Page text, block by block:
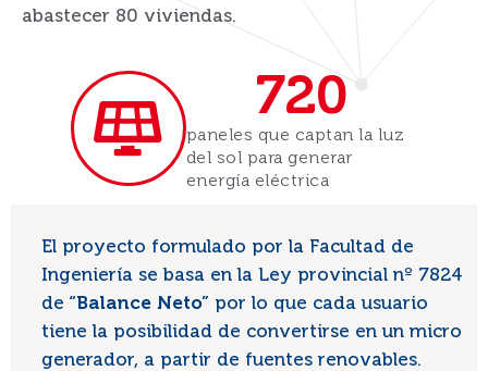
abastecer 80 viviendas.
paneles que captan la luz
del sol para generar
energía eléctrica
720
El proyecto formulado por la Facultad de
Ingeniería se basa en la Ley provincial nº 7824
de “Balance Neto” por lo que cada usuario
tiene la posibilidad de convertirse en un micro
generador, a partir de fuentes renovables.